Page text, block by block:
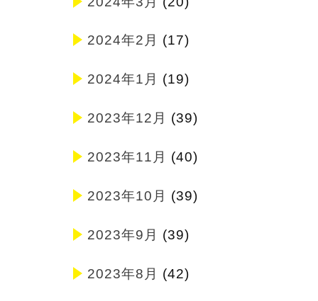
2024年2月 (17)
2024年1月 (19)
2023年12月 (39)
2023年11月 (40)
2023年10月 (39)
2023年9月 (39)
2023年8月 (42)